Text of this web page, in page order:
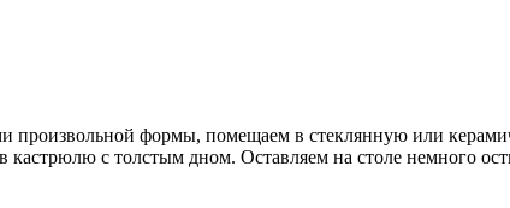
произвольной формы, помещаем в стеклянную или
с толстым дном. Оставляем на столе немного